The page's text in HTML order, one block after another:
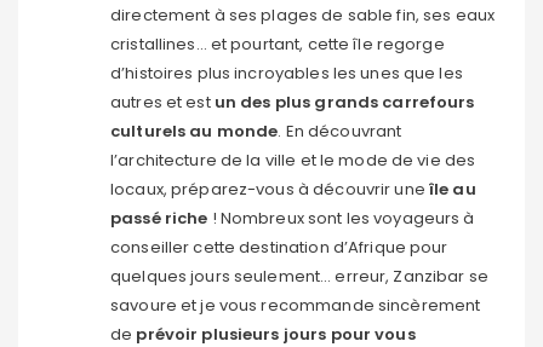
directement à ses plages de sable fin, ses eaux
cristallines… et pourtant, cette île regorge
d’histoires plus incroyables les unes que les
autres et est un des plus grands carrefours
culturels au monde. En découvrant
l’architecture de la ville et le mode de vie des
locaux, préparez-vous à découvrir une île au
passé riche ! Nombreux sont les voyageurs à
conseiller cette destination d’Afrique pour
quelques jours seulement… erreur, Zanzibar se
savoure et je vous recommande sincèrement
de prévoir plusieurs jours pour vous